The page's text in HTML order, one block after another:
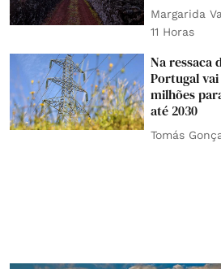
Margarida
11 Horas
Na ressaca
Portugal
milhões
até 2030
Tomás